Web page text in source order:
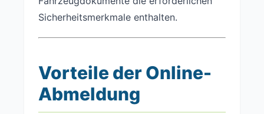
Sicherheitsmerkmale enthalten.
Vorteile der Online-
Abmeldung